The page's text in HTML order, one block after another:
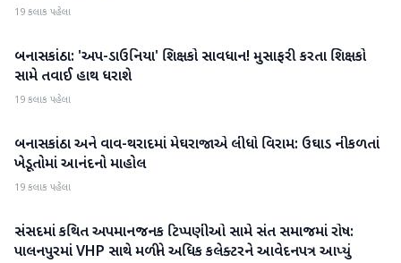
19 કલાક પહેલા
બનાસકાંઠા
બનાસકાંઠા: 'અપ-ડાઉનિયા' શિક્ષકો સાવધાન! મુસાફરી કરતા શિક્ષકો
સામે તવાઈ હાથ ધરાશે
19 કલાક પહેલા
બનાસકાંઠા
બનાસકાંઠા અને વાવ-થરાદમાં મેઘરાજાએ લીધો વિરામ: ઉઘાડ નીકળતાં
ખેડૂતોમાં આનંદનો માહોલ
19 કલાક પહેલા
બનાસકાંઠા
સંસદમાં કથિત અપમાનજનક ટિપ્પણીઓ સામે સંત સમાજમાં રોષ:
પાલનપુરમાં VHP સાથે મળીને અધિક કલેક્ટરને આવેદનપત્ર આપ્યું